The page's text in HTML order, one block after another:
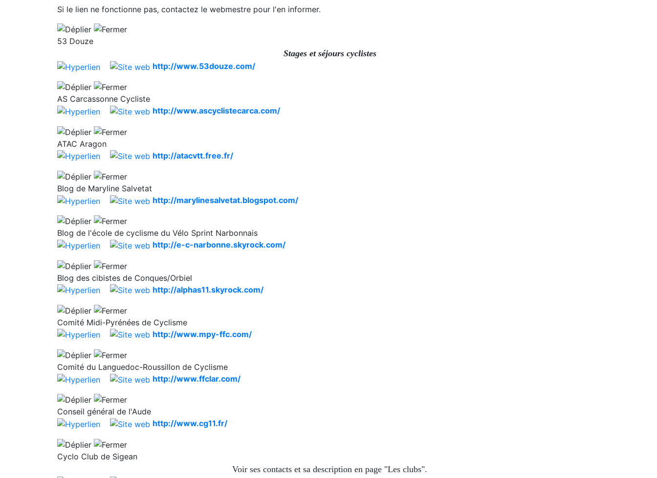
Si le lien ne fonctionne pas, contactez le webmestre pour l'en informer.
53 Douze
Stages et séjours cyclistes
http://www.53douze.com/
AS Carcassonne Cycliste
http://www.ascyclistecarca.com/
ATAC Aragon
http://atacvtt.free.fr/
Blog de Maryline Salvetat
http://marylinesalvetat.blogspot.com/
Blog de l'école de cyclisme du Vélo Sprint Narbonnais
http://e-c-narbonne.skyrock.com/
Blog des cibistes de Conques/Orbiel
http://alphas11.skyrock.com/
Comité Midi-Pyrénées de Cyclisme
http://www.mpy-ffc.com/
Comité du Languedoc-Roussillon de Cyclisme
http://www.ffclar.com/
Conseil général de l'Aude
http://www.cg11.fr/
Cyclo Club de Sigean
Voir ses contacts et sa description en page "Les clubs".